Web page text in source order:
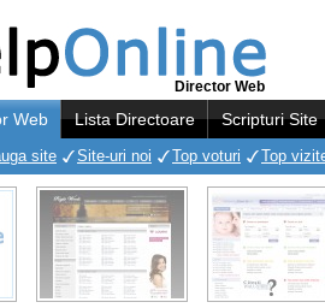
Director Web
Web Lista Directoare Scripturi Site
site Site-uri noi Top voturi Top